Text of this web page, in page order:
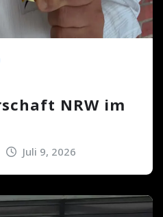
NRW im
Juli 9, 2026